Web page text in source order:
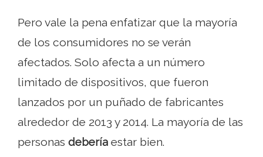
Pero vale la pena enfatizar que la mayoría
de los consumidores no se verán
afectados. Solo afecta a un número
limitado de dispositivos, que fueron
lanzados por un puñado de fabricantes
alrededor de 2013 y 2014. La mayoría de las
personas debería estar bien.